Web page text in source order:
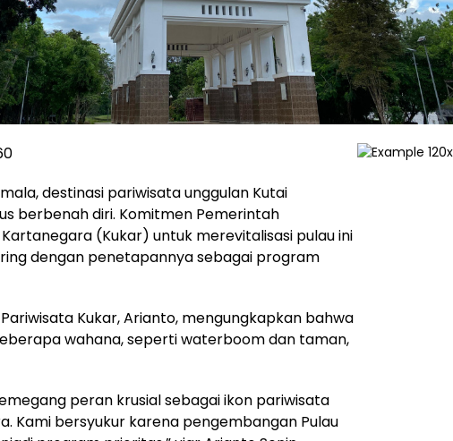
destinasi pariwisata unggulan Kutai
berbenah diri. Komitmen Pemerintah
(Kukar) untuk merevitalisasi pulau ini
dengan penetapannya sebagai program
Kukar, Arianto, mengungkapkan bahwa
wahana, seperti waterboom dan taman,
peran krusial sebagai ikon pariwisata
Kami bersyukur karena pengembangan Pulau